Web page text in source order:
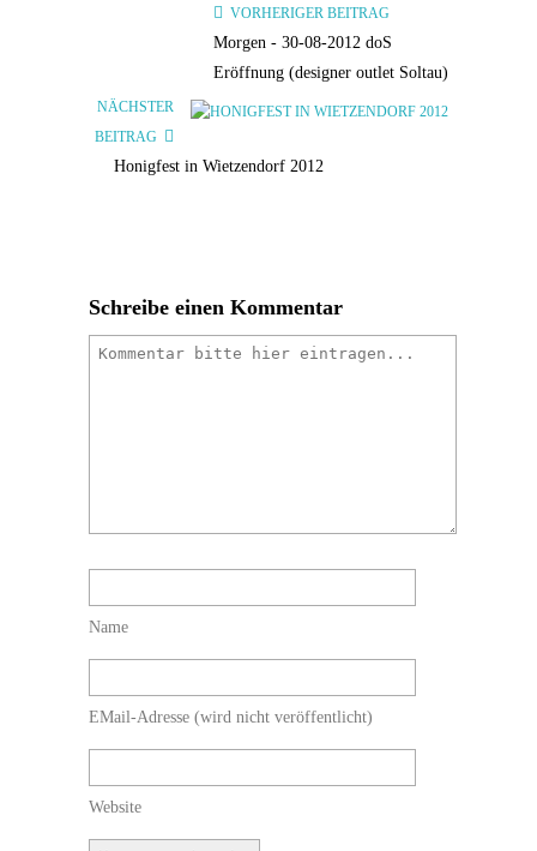
VORHERIGER BEITRAG
Morgen - 30-08-2012 doS
Eröffnung (designer outlet Soltau)
NÄCHSTER
BEITRAG
Honigfest in Wietzendorf 2012
Schreibe einen Kommentar
Name
EMail-Adresse (wird nicht veröffentlicht)
Website